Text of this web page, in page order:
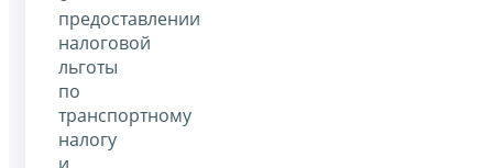
предоставлении
налоговой
льготы
по
транспортному
налогу
и